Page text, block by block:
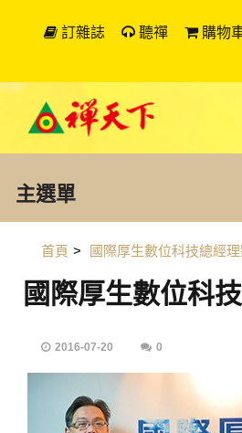
訂雜誌 聽禪 購物
主選單
首頁 > 國際厚生數位科技總經
國際厚生數位科
2016-07-20 0